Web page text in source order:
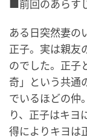
■前回のあらす
ある日突然妻の
正子。実は親友
のでした。正子
奇」という共通
でいるほどの仲
り、正子はキヨ
得によりキヨは